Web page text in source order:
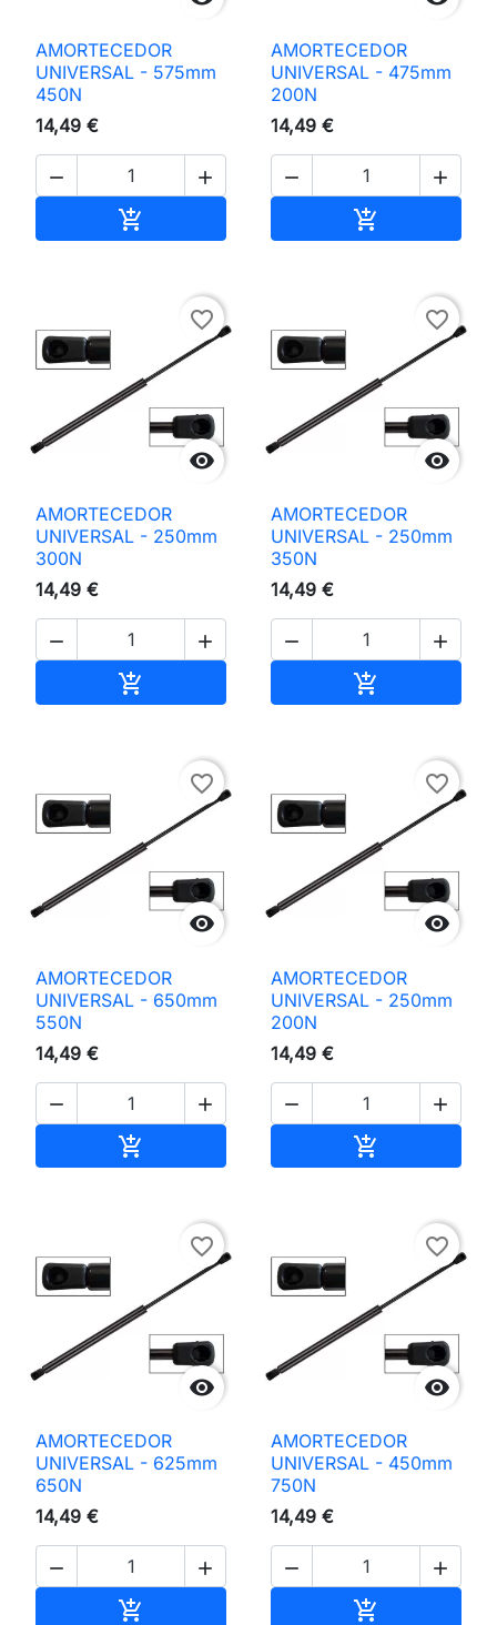
AMORTECEDOR
UNIVERSAL - 575mm
450N
14,49 €
 

AMORTECEDOR
UNIVERSAL - 475mm
200N
14,49 €
 


favorite_border
AMORTECEDOR
UNIVERSAL - 250mm
300N
14,49 €
 


favorite_border
AMORTECEDOR
UNIVERSAL - 250mm
350N
14,49 €
 


favorite_border
AMORTECEDOR
UNIVERSAL - 650mm
550N
14,49 €
 


favorite_border
AMORTECEDOR
UNIVERSAL - 250mm
200N
14,49 €
 


favorite_border
AMORTECEDOR
UNIVERSAL - 625mm
650N
14,49 €
 


favorite_border
AMORTECEDOR
UNIVERSAL - 450mm
750N
14,49 €
 
